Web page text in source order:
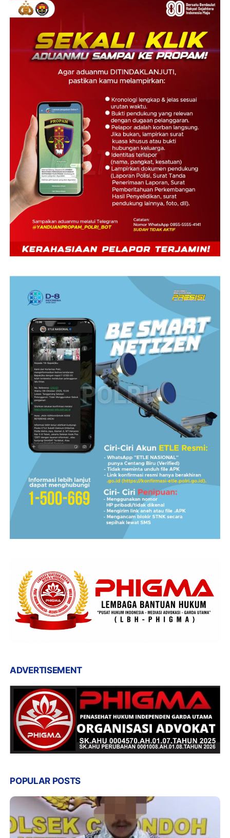
ADVERTISEMENT
POPULAR POSTS